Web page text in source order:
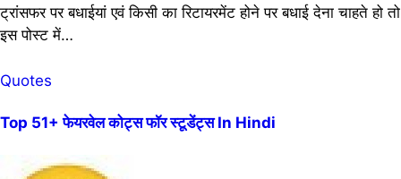
ट्रांसफर पर बधाईयां एवं किसी का रिटायरमेंट होने पर बधाई देना चाहते हो तो
इस पोस्ट में…
Quotes
Top 51+ फेयरवेल कोट्स फॉर स्टूडेंट्स In Hindi